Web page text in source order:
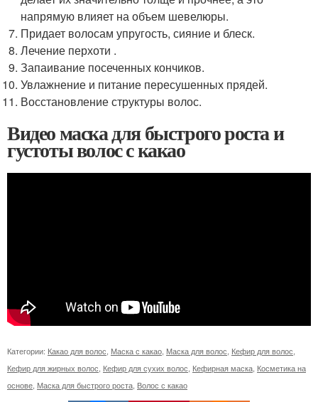
напрямую влияет на объем шевелюры.
Придает волосам упругость, сияние и блеск.
Лечение перхоти .
Запаивание посеченных кончиков.
Увлажнение и питание пересушенных прядей.
Восстановление структуры волос.
Видео маска для быстрого роста и
густоты волос с какао
Категории: Какао для волос Маска с какао Маска для волос Кефир для волос
Кефир для жирных волос Кефир для сухих волос Кефирная маска Косметика на
основе Маска для быстрого роста Волос с какао